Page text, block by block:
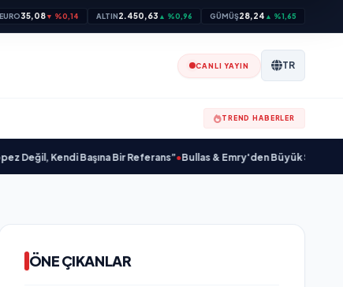
EURO35,08▼ %0,14 ALTIN2.450,63 ▲ %0,96 GÜMÜŞ28,24 ▲ %1,65
CANLI YAYIN TR
TREND HABERLER
Kendi Başına Bir Referans”•Bullas & Emry'den Büyük Sürpriz! "Kaç
ÖNE ÇIKANLAR